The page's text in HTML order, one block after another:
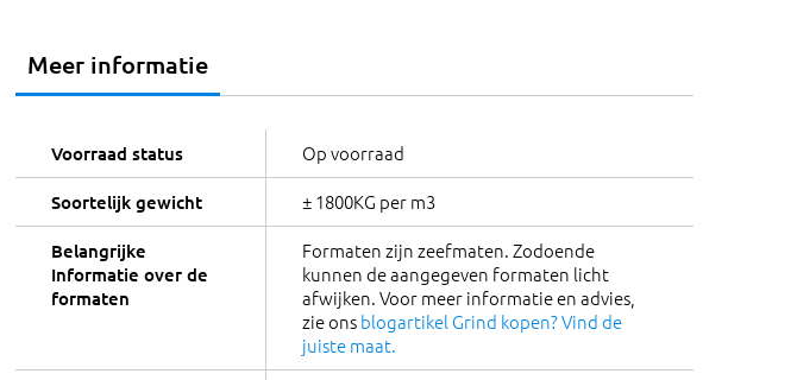
Meer informatie
Voorraad status Op voorraad
Soortelijk gewicht ± 1800KG per m3
Belangrijke
Informatie over de
formaten
Formaten zijn zeefmaten. Zodoende
kunnen de aangegeven formaten licht
afwijken. Voor meer informatie en advies,
zie onsblogartikel Grind kopen? Vind de
juiste maat.